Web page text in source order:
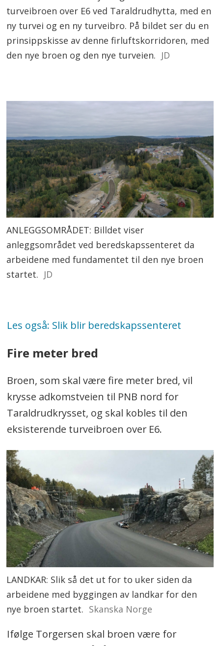
turveibroen over E6 ved Taraldrudhytta, med en
ny turvei og en ny turveibro. På bildet ser du en
prinsippskisse av denne firluftskorridoren, med
den nye broen og den nye turveien. JD
ANLEGGSOMRÅDET: Billdet viser
anleggsområdet ved beredskapssenteret da
arbeidene med fundamentet til den nye broen
startet. JD
Les også: Slik blir beredskapssenteret
Fire meter bred
Broen, som skal være fire meter bred, vil
krysse adkomstveien til PNB nord for
Taraldrudkrysset, og skal kobles til den
eksisterende turveibroen over E6.
LANDKAR: Slik så det ut for to uker siden da
arbeidene med byggingen av landkar for den
nye broen startet. Skanska Norge
Ifølge Torgersen skal broen være for